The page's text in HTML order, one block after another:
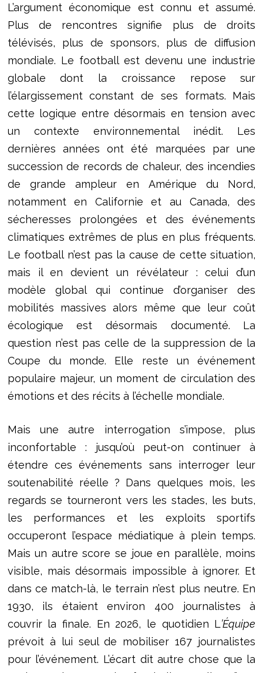
L’argument économique est connu et assumé.
Plus de rencontres signifie plus de droits
télévisés, plus de sponsors, plus de diffusion
mondiale. Le football est devenu une industrie
globale dont la croissance repose sur
l’élargissement constant de ses formats. Mais
cette logique entre désormais en tension avec
un contexte environnemental inédit. Les
dernières années ont été marquées par une
succession de records de chaleur, des incendies
de grande ampleur en Amérique du Nord,
notamment en Californie et au Canada, des
sécheresses prolongées et des événements
climatiques extrêmes de plus en plus fréquents.
Le football n’est pas la cause de cette situation,
mais il en devient un révélateur : celui d’un
modèle global qui continue d’organiser des
mobilités massives alors même que leur coût
écologique est désormais documenté. La
question n’est pas celle de la suppression de la
Coupe du monde. Elle reste un événement
populaire majeur, un moment de circulation des
émotions et des récits à l’échelle mondiale.
Mais une autre interrogation s’impose, plus
inconfortable : jusqu’où peut-on continuer à
étendre ces événements sans interroger leur
soutenabilité réelle ? Dans quelques mois, les
regards se tourneront vers les stades, les buts,
les performances et les exploits sportifs
occuperont l’espace médiatique à plein temps.
Mais un autre score se joue en parallèle, moins
visible, mais désormais impossible à ignorer. Et
dans ce match-là, le terrain n’est plus neutre. En
1930, ils étaient environ 400 journalistes à
couvrir la finale. En 2026, le quotidien L’Équipe
prévoit à lui seul de mobiliser 167 journalistes
pour l’événement. L’écart dit autre chose que la